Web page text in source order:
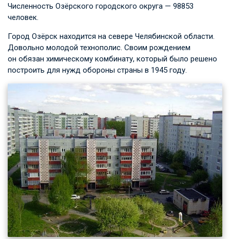
Численность Озёрского городского округа — 98853
человек.
Город Озёрск находится на севере Челябинской области.
Довольно молодой технополис. Своим рождением
он обязан химическому комбинату, который было решено
построить для нужд обороны страны в 1945 году.